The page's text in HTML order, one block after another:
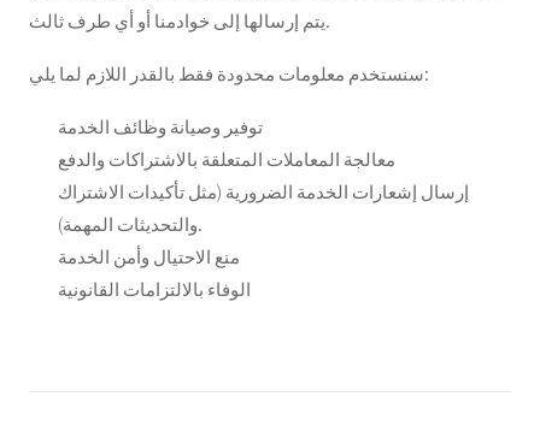
يتم إرسالها إلى خوادمنا أو أي طرف ثالث.
سنستخدم معلومات محدودة فقط بالقدر اللازم لما يلي:
توفير وصيانة وظائف الخدمة
معالجة المعاملات المتعلقة بالاشتراكات والدفع
إرسال إشعارات الخدمة الضرورية (مثل تأكيدات الاشتراك
والتحديثات المهمة).
منع الاحتيال وأمن الخدمة
الوفاء بالالتزامات القانونية